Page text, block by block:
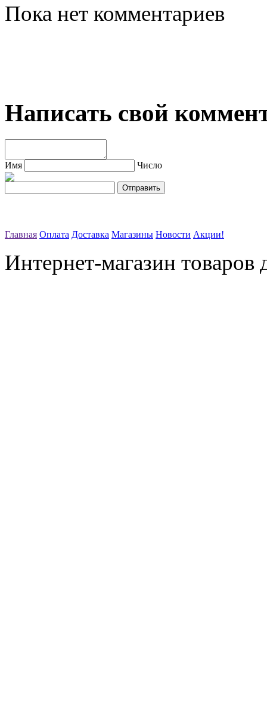
Пока нет комментариев
Написать свой
Имя Число
Главная Оплата Доставка Магазины Новости Акции!
Интернет-магазин